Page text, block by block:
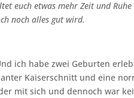
euch etwas mehr Zeit und
noch alles gut wird.
ich habe zwei Geburten
Kaiserschnitt und eine
mit sich und dennoch war